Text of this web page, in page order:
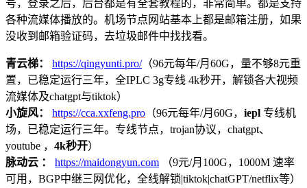
号，登录之后，后台都是有全套教程的，非常简单。都是支持
各种流媒体播放的。机场节点网站基本上都是邮箱注册，如果
没收到邮箱验证码，去垃圾邮件中找找看。
青云梯： https://qingyunti.pro/（96元每年/月60G，量不够8元重
置，已稳定运行三年，全IPLC 3g专线 4k秒开，解锁各大视频
流媒体及chatgpt与tiktok）
小旋风：
https://cca.xxfeng.pro （96元每年/月60G， iepl 专线机
场，已稳定运行三年。专线节点，trojan协议，chatgpt、
youtube ， 4k秒开）
脉动云 ：
https://maidongyun.com （9元/月100G，1000M 速率
可用，BGP中继三网优化，全线解锁|tiktok|chatGPT/netflix等）